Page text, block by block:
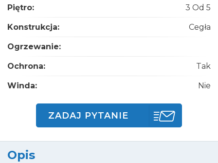
Piętro: 3 Od 5
Konstrukcja: Cegła
Ogrzewanie:
Ochrona: Tak
Winda: Nie
ZADAJ PYTANIE
Opis